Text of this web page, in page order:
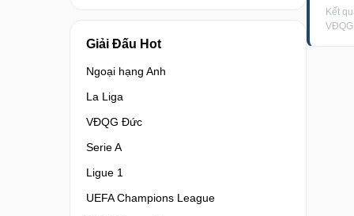
Giải Đấu Hot
Ngoại hạng Anh
La Liga
VĐQG Đức
Serie A
Ligue 1
UEFA Champions League
Kết